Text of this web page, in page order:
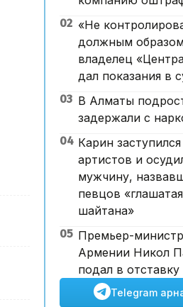
қарқынының баяулауы
отыр – сарапшылар
13:30, 07 Тамыз 2026
Фельдшер Ұлдана
Мырзуанның қазасына
іс сотқа жолданды
12:59, 07 Тамыз 2026
Абай облысы
орманды өрттен
млрд теңгеден астам
бөлінді
02 «Не
должным
владелец
дал показания в
03 В Алматы
задержали с
04 Карин заступился
артистов и
мужчину,
певцов
шайтана»
05 Премьер-министр
Армении Никол
подал в отставку
Telegram